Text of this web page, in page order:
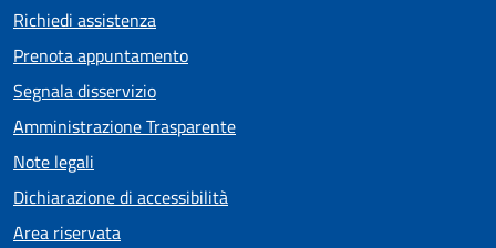
Richiedi assistenza
Prenota appuntamento
Segnala disservizio
Amministrazione Trasparente
Note legali
Dichiarazione di accessibilità
Area riservata